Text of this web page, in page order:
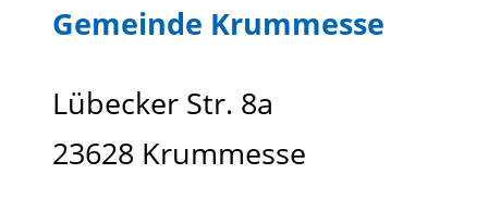
Gemeinde Krummesse
Lübecker Str. 8a
23628 Krummesse